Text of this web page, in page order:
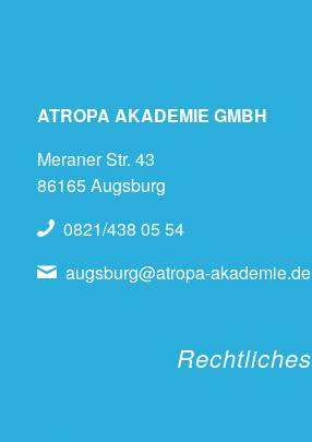
ATROPA AKADEMIE GMBH
Meraner Str. 43
86165 Augsburg
0821/438 05 54
augsburg@atropa-akademie.de
Rechtliches